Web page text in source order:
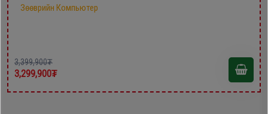
Зөөврийн Компьютер
3,399,900₮
3,299,900₮